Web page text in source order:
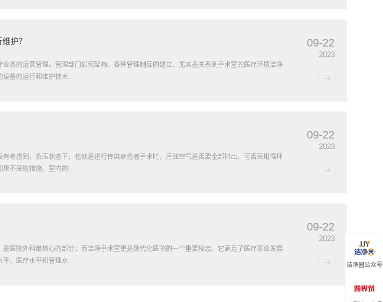
护？
务的运营管理。管理部门如何架构、各种管理制度的建立，尤其是关系到手术室的医疗环境洁净
设备的运行和维护技术...
09-22
2023
考虑到，负压状态下，也就是进行传染病患者手术时，污浊空气是否要全部排出，可否采用循环
果不采取措施，室内的...
09-22
2023
医院外科最核心的部分；而洁净手术室更是现代化医院的一个重要标志，它满足了医疗事业发展
平、医疗水平和管理水...
09-22
2023
洁净园公众号